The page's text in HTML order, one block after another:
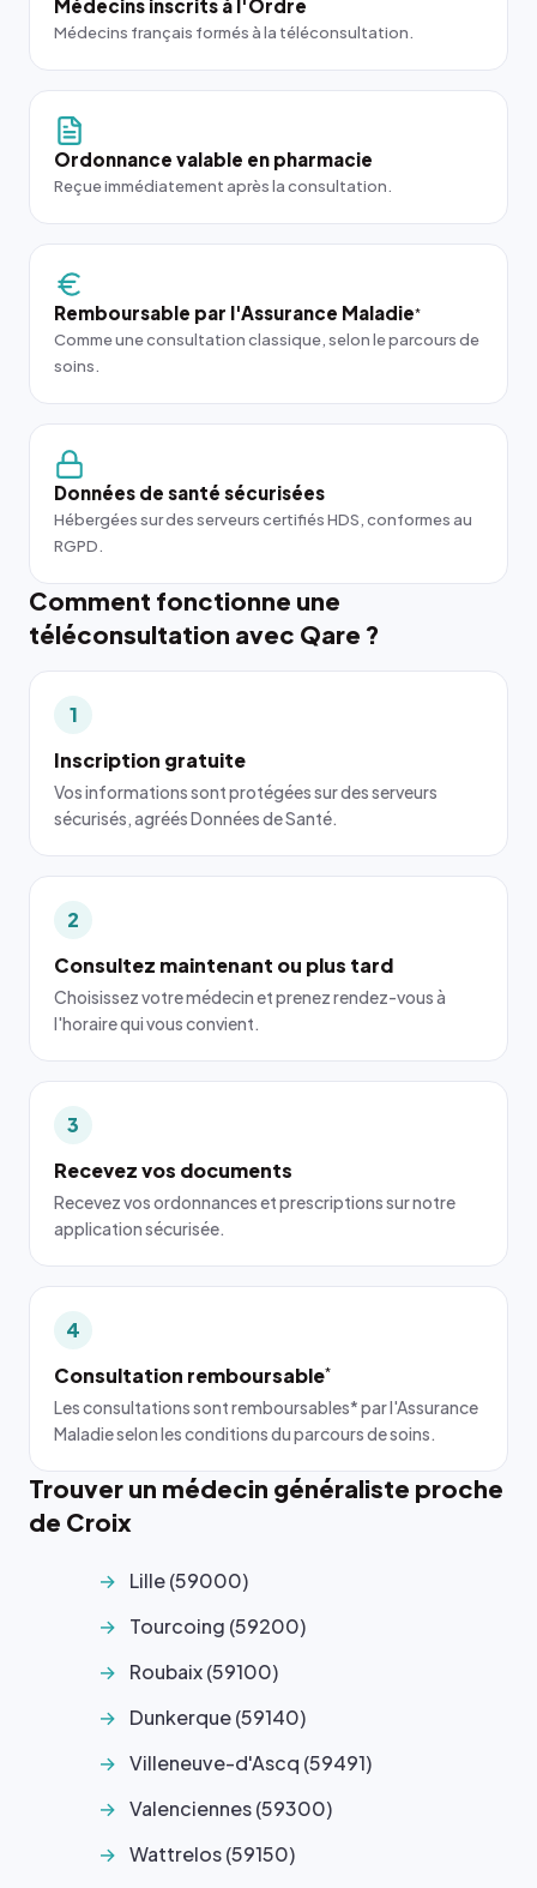
Médecins inscrits à l'Ordre
Médecins français formés à la téléconsultation.
Ordonnance valable en pharmacie
Reçue immédiatement après la consultation.
Remboursable par l'Assurance Maladie*
Comme une consultation classique, selon le parcours de
soins.
Données de santé sécurisées
Hébergées sur des serveurs certifiés HDS, conformes au
RGPD.
Comment fonctionne une
téléconsultation avec Qare ?
1
Inscription gratuite
Vos informations sont protégées sur des serveurs
sécurisés, agréés Données de Santé.
2
Consultez maintenant ou plus tard
Choisissez votre médecin et prenez rendez-vous à
l'horaire qui vous convient.
3
Recevez vos documents
Recevez vos ordonnances et prescriptions sur notre
application sécurisée.
4
Consultation remboursable*
Les consultations sont remboursables* par l'Assurance
Maladie selon les conditions du parcours de soins.
Trouver un médecin généraliste proche
de Croix
Lille (59000)
Tourcoing (59200)
Roubaix (59100)
Dunkerque (59140)
Villeneuve-d'Ascq (59491)
Valenciennes (59300)
Wattrelos (59150)